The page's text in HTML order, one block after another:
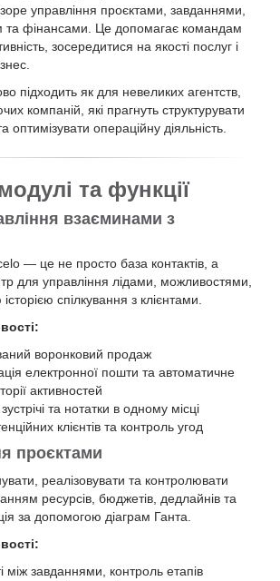
управління проєктами, завданнями,
та фінансами. Це допомагає командам
зосередитися на якості послуг і
підходить як для невеликих агентств,
компаній, які прагнуть структурувати
оптимізувати операційну діяльність.
та функції
взаєминами з
— це не просто база контактів, а
для управління лідами, можливостями,
спілкування з клієнтами.
воронковий продаж
електронної пошти та автоматичне
активностей
та нотатки в одному місці
клієнтів та контроль угод
проєктами
реалізовувати та контролювати
ресурсів, бюджетів, дедлайнів та
за допомогою діаграм Ганта.
між завданнями, контроль етапів